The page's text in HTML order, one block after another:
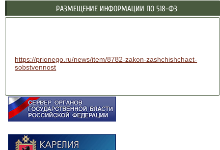
РАЗМЕЩЕНИЕ ИНФОРМАЦИИ ПО 518-ФЗ
https://prionego.ru/news/item/8782-zakon-zashchishchaet-
sobstvennost